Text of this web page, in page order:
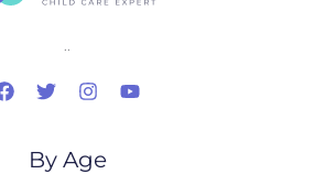
..
By Age